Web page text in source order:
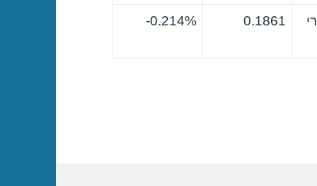
0.1861
0.214%-